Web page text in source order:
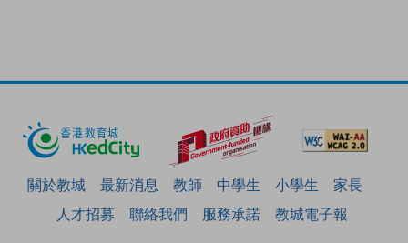
關於教城 最新消息 教師 中學生 小學生
家長
人才招募
聯絡我們 服務承諾 教城電子報